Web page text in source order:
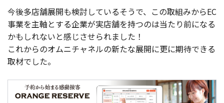
今後多店舗展開も検討しているそうで、この取組みからEC
事業を主軸とする企業が実店舗を持つのは当たり前になる
かもしれないと感じさせられました！
これからのオムニチャネルの新たな展開に更に期待できる
取材でした。